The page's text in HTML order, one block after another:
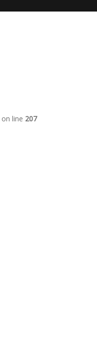
on line 207